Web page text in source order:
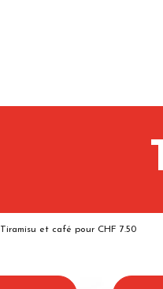
Tiramisu et café pour CHF 7.50